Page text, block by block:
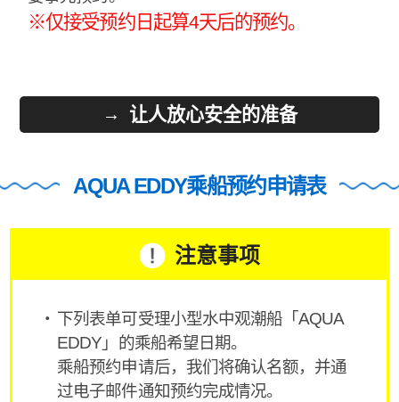
※仅接受预约日起算4天后的预约。
让人放心安全的准备
AQUA EDDY乘船预约申请表
注意事项
下列表单可受理小型水中观潮船「AQUA
EDDY」的乘船希望日期。
乘船预约申请后，我们将确认名额，并通
过电子邮件通知预约完成情况。